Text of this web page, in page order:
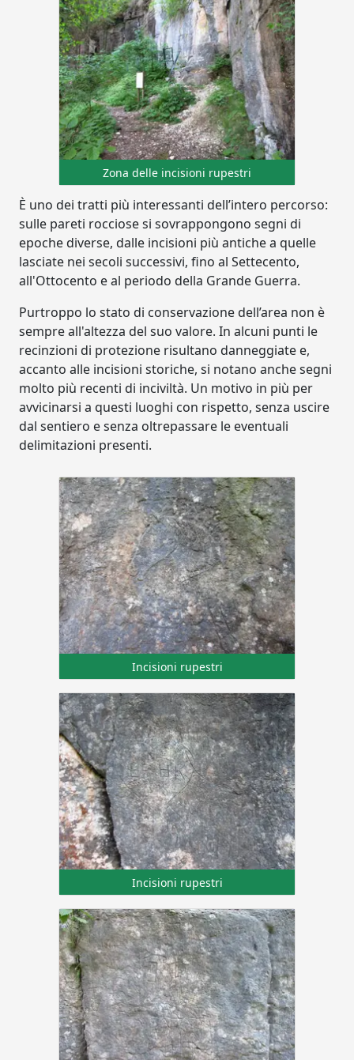
Zona delle incisioni rupestri
È uno dei tratti più interessanti dell’intero percorso:
sulle pareti rocciose si sovrappongono segni di
epoche diverse, dalle incisioni più antiche a quelle
lasciate nei secoli successivi, fino al Settecento,
all'Ottocento e al periodo della Grande Guerra.
Purtroppo lo stato di conservazione dell’area non è
sempre all'altezza del suo valore. In alcuni punti le
recinzioni di protezione risultano danneggiate e,
accanto alle incisioni storiche, si notano anche segni
molto più recenti di inciviltà. Un motivo in più per
avvicinarsi a questi luoghi con rispetto, senza uscire
dal sentiero e senza oltrepassare le eventuali
delimitazioni presenti.
Incisioni rupestri
Incisioni rupestri